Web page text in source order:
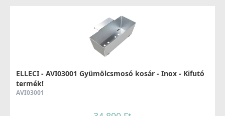
ELLECI - Csaptelep Trail Plus Granitek G39
119 990 Ft
Részletek
ELLECI - AVI03001 Gyümölcsmosó kosár - Inox - Kifutó
termék!
AVI03001